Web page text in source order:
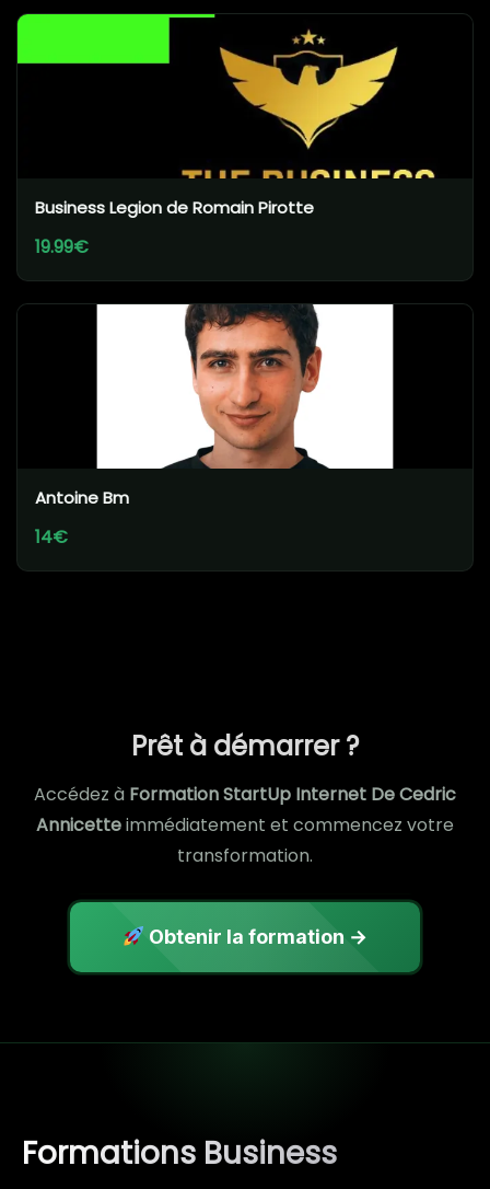
Business Legion de Romain Pirotte
19.99€
Antoine Bm
14€
Prêt à démarrer ?
Accédez à Formation StartUp Internet De Cedric
Annicetteimmédiatement et commencez votre
transformation.
Obtenir la formation →
Formations Business